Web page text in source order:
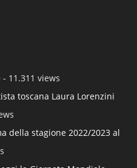
- 11.311 views
toscana Laura Lorenzini
della stagione 2022/2023 al